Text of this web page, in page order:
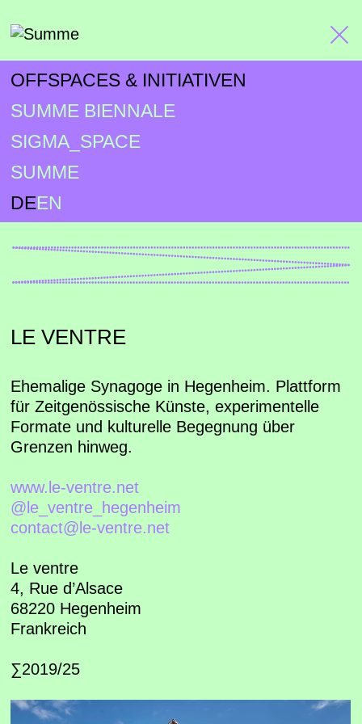
DEEN
OFFSPACES & INITIATIVEN
SUMME BIENNALE
SIGMA_SPACE
SUMME
LE VENTRE
Ehemalige Synagoge in Hegenheim. Plattform
für Zeitgenössische Künste, experimentelle
Formate und kulturelle Begegnung über
Grenzen hinweg.
www.le-ventre.net
@le_ventre_hegenheim
contact@le-ventre.net
Le ventre
4, Rue d’Alsace
68220 Hegenheim
Frankreich
∑2019/25